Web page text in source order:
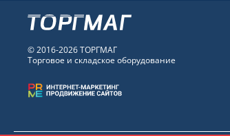
© 2016-2026 ТОРГМАГ
Торговое и складское оборудование